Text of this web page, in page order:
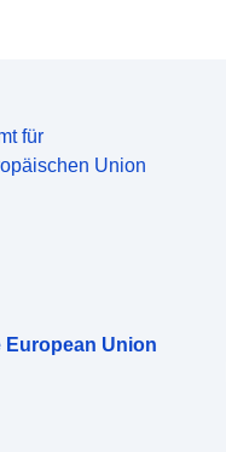
für
Union
European Union